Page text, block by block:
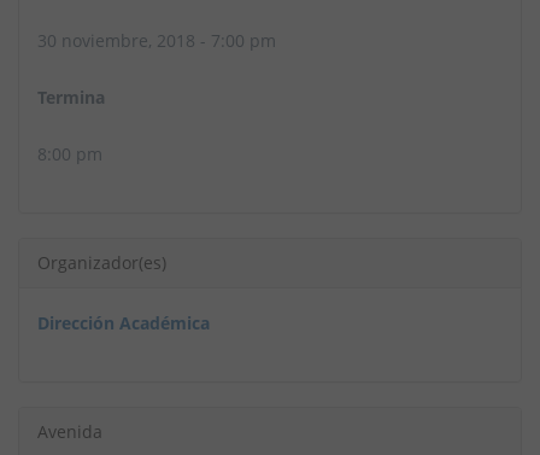
30 noviembre, 2018 - 7:00 pm
Termina
8:00 pm
Organizador(es)
Dirección Académica
Avenida